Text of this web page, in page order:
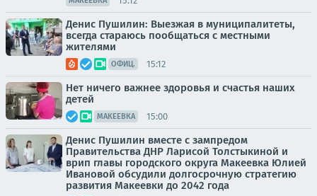
Денис Пушилин: Выезжая в муниципалитеты,
всегда стараюсь пообщаться с местными
жителями
ОФИЦ. 15:12
Нет ничего важнее здоровья и счастья наших
детей
МАКЕЕВКА 15:00
Денис Пушилин вместе с зампредом
Правительства ДНР Ларисой Толстыкиной и
врип главы городского округа Макеевка Юлией
Ивановой обсудили долгосрочную стратегию
развития Макеевки до 2042 года